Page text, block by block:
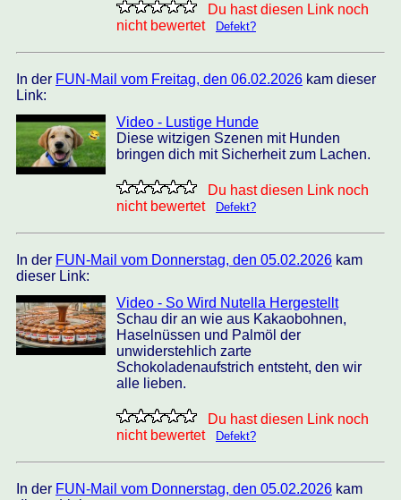
Du hast diesen Link noch
nicht bewertet
Defekt?
In der FUN-Mail vom Freitag, den 06.02.2026 kam dieser
Link:
Video - Lustige Hunde
Diese witzigen Szenen mit Hunden
bringen dich mit Sicherheit zum Lachen.
Du hast diesen Link noch
nicht bewertet
Defekt?
In der FUN-Mail vom Donnerstag, den 05.02.2026 kam
dieser Link:
Video - So Wird Nutella Hergestellt
Schau dir an wie aus Kakaobohnen,
Haselnüssen und Palmöl der
unwiderstehlich zarte
Schokoladenaufstrich entsteht, den wir
alle lieben.
Du hast diesen Link noch
nicht bewertet
Defekt?
In der FUN-Mail vom Donnerstag, den 05.02.2026 kam